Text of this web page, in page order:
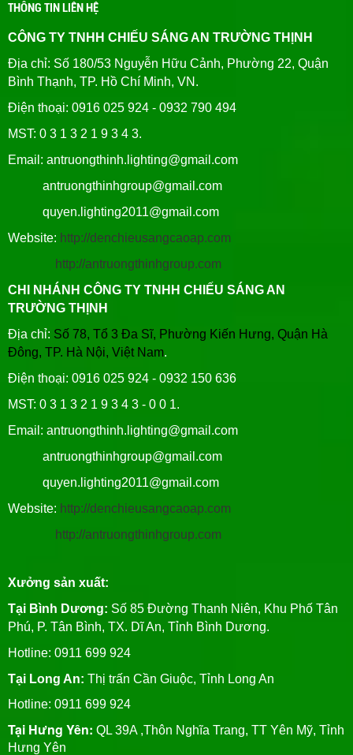
THÔNG TIN LIÊN HỆ
CÔNG TY TNHH CHIẾU SÁNG AN TRƯỜNG THỊNH
Địa chỉ: Số 180/53 Nguyễn Hữu Cảnh, Phường 22, Quận
Bình Thạnh, TP. Hồ Chí Minh, VN.
Điện thoại: 0916 025 924 - 0932 790 494
MST: 0 3 1 3 2 1 9 3 4 3.
Email: antruongthinh.lighting@gmail.com
antruongthinhgroup@gmail.com
quyen.lighting2011@gmail.com
Website: http://denchieusangcaoap.com
http://antruongthinhgroup.com
CHI NHÁNH CÔNG TY TNHH CHIẾU SÁNG AN
TRƯỜNG THỊNH
Địa chỉ: Số 78, Tổ 3 Đa Sĩ, Phường Kiến Hưng, Quận Hà
Đông, TP. Hà Nội, Việt Nam.
Điện thoại: 0916 025 924 - 0932 150 636
MST: 0 3 1 3 2 1 9 3 4 3 - 0 0 1.
Email: antruongthinh.lighting@gmail.com
antruongthinhgroup@gmail.com
quyen.lighting2011@gmail.com
Website: http://denchieusangcaoap.com
http://antruongthinhgroup.com
Xưởng sản xuất:
Tại Bình Dương: Số 85 Đường Thanh Niên, Khu Phố Tân
Phú, P. Tân Bình, TX. Dĩ An, Tỉnh Bình Dương.
Hotline: 0911 699 924
Tại Long An: Thị trấn Cần Giuộc, Tỉnh Long An
Hotline: 0911 699 924
Tại Hưng Yên: QL 39A ,Thôn Nghĩa Trang, TT Yên Mỹ, Tỉnh
Hưng Yên